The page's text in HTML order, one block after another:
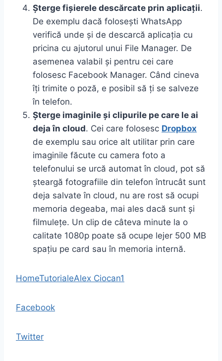
Șterge fișierele descărcate prin aplicații.
De exemplu dacă folosești WhatsApp
verifică unde și de descarcă aplicația cu
pricina cu ajutorul unui File Manager. De
asemenea valabil și pentru cei care
folosesc Facebook Manager. Când cineva
îți trimite o poză, e posibil să ți se salveze
în telefon.
Șterge imaginile și clipurile pe care le ai
deja în cloud. Cei care folosesc Dropbox
de exemplu sau orice alt utilitar prin care
imaginile făcute cu camera foto a
telefonului se urcă automat în cloud, pot să
șteargă fotografiile din telefon întrucât sunt
deja salvate în cloud, nu are rost să ocupi
memoria degeaba, mai ales dacă sunt și
filmulețe. Un clip de câteva minute la o
calitate 1080p poate să ocupe lejer 500 MB
spațiu pe card sau în memoria internă.
HomeTutorialeAlex Ciocan1
Facebook
Twitter